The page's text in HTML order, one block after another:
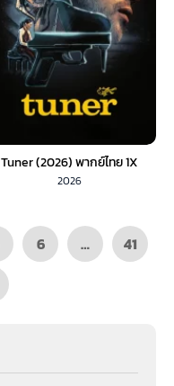
Tuner (2026) พากย์ไทย 1X
2026
6 …
41